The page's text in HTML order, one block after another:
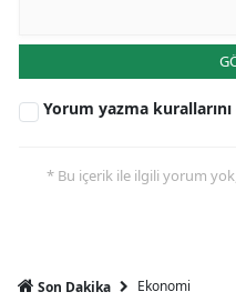
Yorum yazma kurallarını
* Bu içerik ile ilgili yorum
Son Dakika Ekonomi